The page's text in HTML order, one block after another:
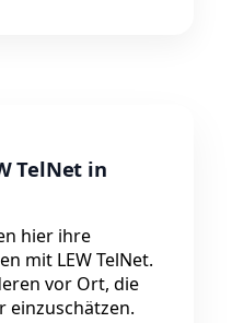
TelNet in
hier ihre
mit LEW TelNet.
vor Ort, die
einzuschätzen.